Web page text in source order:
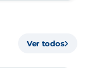
Ver todos